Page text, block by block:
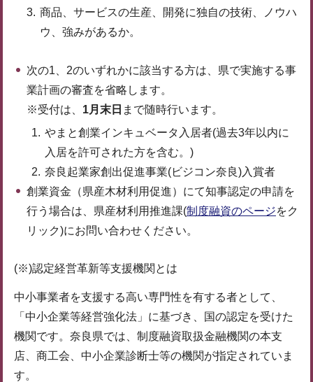
商品、サービスの生産、開発に独自の技術、ノウハ
ウ、強みがあるか。
次の1、2のいずれかに該当する方は、県で実施する事
業計画の審査を省略します。
※受付は、 1月末日 まで随時行います。
やまと創業インキュベータ入居者(過去3年以内に
入居を許可された方を含む。)
奈良起業家創出促進事業(ビジコン奈良)入賞者
創業資金（県産木材利用促進）にて知事認定の申請を
行う場合は、県産材利用推進課(制度融資のページをク
リック)にお問い合わせください。
(※)認定経営革新等支援機関とは
中小事業者を支援する高い専門性を有する者として、
「中小企業等経営強化法」に基づき、国の認定を受けた
機関です。奈良県では、制度融資取扱金融機関の本支
店、商工会、中小企業診断士等の機関が指定されていま
す。